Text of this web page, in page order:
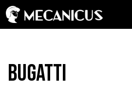
Bugatti